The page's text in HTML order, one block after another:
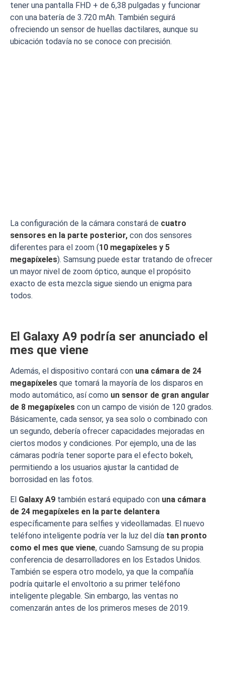
tener una pantalla FHD + de 6,38 pulgadas y funcionar
con una batería de 3.720 mAh. También seguirá
ofreciendo un sensor de huellas dactilares, aunque su
ubicación todavía no se conoce con precisión.
La configuración de la cámara constará de cuatro
sensores en la parte posterior, con dos sensores
diferentes para el zoom (10 megapíxeles y 5
megapíxeles). Samsung puede estar tratando de ofrecer
un mayor nivel de zoom óptico, aunque el propósito
exacto de esta mezcla sigue siendo un enigma para
todos.
El Galaxy A9 podría ser anunciado el
mes que viene
Además, el dispositivo contará con una cámara de 24
megapíxeles que tomará la mayoría de los disparos en
modo automático, así como un sensor de gran angular
de 8 megapíxeles con un campo de visión de 120 grados.
Básicamente, cada sensor, ya sea solo o combinado con
un segundo, debería ofrecer capacidades mejoradas en
ciertos modos y condiciones. Por ejemplo, una de las
cámaras podría tener soporte para el efecto bokeh,
permitiendo a los usuarios ajustar la cantidad de
borrosidad en las fotos.
El Galaxy A9 también estará equipado con una cámara
de 24 megapíxeles en la parte delantera
específicamente para selfies y videollamadas. El nuevo
teléfono inteligente podría ver la luz del día tan pronto
como el mes que viene, cuando Samsung de su propia
conferencia de desarrolladores en los Estados Unidos.
También se espera otro modelo, ya que la compañía
podría quitarle el envoltorio a su primer teléfono
inteligente plegable. Sin embargo, las ventas no
comenzarán antes de los primeros meses de 2019.